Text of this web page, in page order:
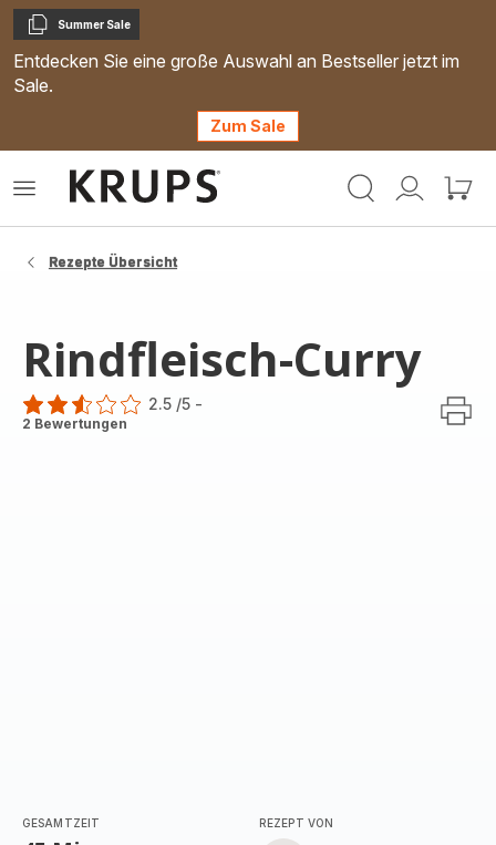
Kopieren
Summer Sale
Entdecken Sie eine große Auswahl an Bestseller jetzt im
Sale.
Zum Sale
Mein
Mein
Das
Rezepte Übersicht
Rindfleisch-Curry
ratings.2.5
2.5 /5 -
2 Bewertungen
GESAMTZEIT REZEPT VON